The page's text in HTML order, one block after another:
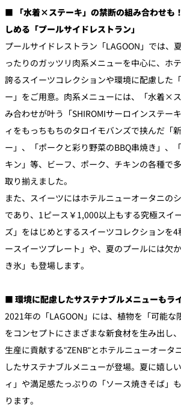
■ 「水着×ステーキ」の禁断の組み合わせも
しめる「プールサイドレストラン」
プールサイドレストラン「LAGOON」では、
ったりのガッツリ肉系メニューを中心に、ホ
誇るスイーツコレクションや環境に配慮した
ー」をご用意。肉系メニューには、「水着×
み合わせが叶う「SHIROMIサーロインステー
ィをもっちもちのタロイモバンズで挟んだ「
ー」、「ポークと彩り野菜のBBQ串焼き」、
キン」等、ビーフ、ポーク、チキンの各種で
取り揃えました。
また、スイーツにはホテルニューオータニの
であり、1ピース￥1,000以上もする究極スイ
ズ」をはじめとするスイーツコレクションを
ースイーツプレート」や、夏のプールには欠
き氷」も登場します。
■ 環境に配慮したサステナブルメニューもラ
2021年の「LAGOON」には、植物を「可能な
をコンセプトにさまざまな新食材を生み出し
生産に貢献する"ZENB"とホテルニューオータ
したサステナブルメニューが登場。夏に嬉し
ィ」や満足感たっぷりの「ソース焼きそば」
ります。